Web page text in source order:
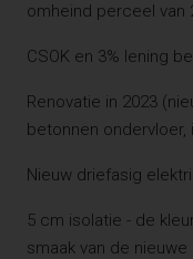
omheind perceel van
CSOK en 3% lening
Renovatie in 2023
betonnen ondervloer,
Nieuw driefasig
5 cm isolatie - de
smaak van de